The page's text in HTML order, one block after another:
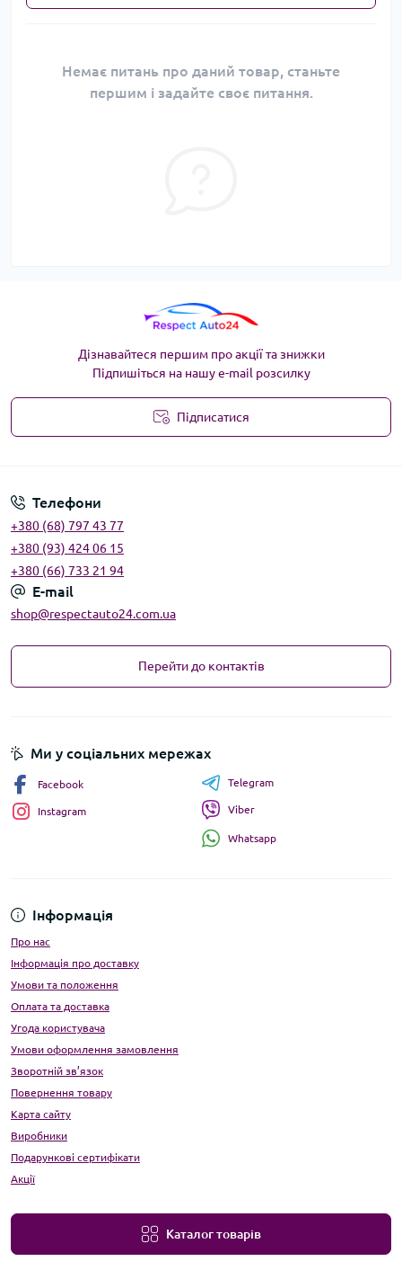
Немає питань про даний товар, станьте
першим і задайте своє питання.
Дізнавайтеся першим про акції та знижки
Підпишіться на нашу e-mail розсилку
Підписатися
Телефони
+380 (68) 797 43 77
+380 (93) 424 06 15
+380 (66) 733 21 94
E-mail
shop@respectauto24.com.ua
Перейти до контактів
Інформація
Про нас
Інформація про доставку
Умови та положення
Оплата та доставка
Угода користувача
Умови оформлення замовлення
Зворотній зв’язок
Повернення товару
Карта сайту
Виробники
Подарункові сертифікати
Акції
Каталог товарів
Ми у соціальних мережах
Facebook
Instagram
Telegram
Viber
Whatsapp